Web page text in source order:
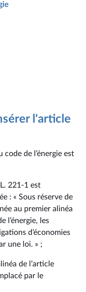
l'article
de l’énergie est
221‑1 est
: « Sous réserve de
au premier alinéa
l’énergie, les
d’économies
une loi. » ;
de l’article
par le